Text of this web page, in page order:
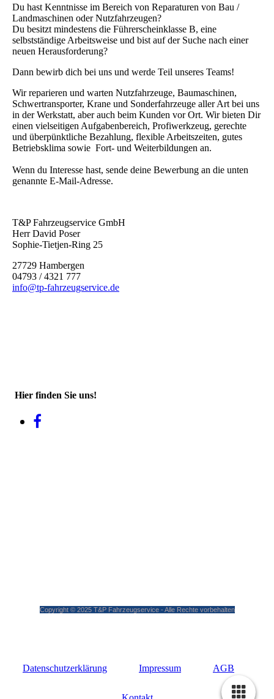
Du hast Kenntnisse im Bereich von Reparaturen von Bau /
Landmaschinen oder Nutzfahrzeugen?
Du besitzt mindestens die Führerscheinklasse B, eine
selbstständige Arbeitsweise und bist auf der Suche nach einer
neuen Herausforderung?
Dann bewirb dich bei uns und werde Teil unseres Teams!
Wir reparieren und warten Nutzfahrzeuge, Baumaschinen,
Schwertransporter, Krane und Sonderfahrzeuge aller Art bei uns
in der Werkstatt, aber auch beim Kunden vor Ort. Wir bieten Dir
einen vielseitigen Aufgabenbereich, Profiwerkzeug, gerechte
und überpünktliche Bezahlung, flexible Arbeitszeiten, gutes
Betriebsklima sowie Fort- und Weiterbildungen an.
Wenn du Interesse hast, sende deine Bewerbung an die unten
genannte E-Mail-Adresse.
T&P Fahrzeugservice GmbH
Herr David Poser
Sophie-Tietjen-Ring 25
27729 Hambergen
04793 / 4321 777
info@tp-fahrzeugservice.de
Hier finden Sie uns!
Copyright © 2025 T&P Fahrzeugservice - Alle Rechte vorbehalten
Datenschutzerklärung Impressum AGB